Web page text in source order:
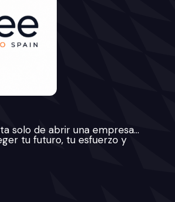
solo de abrir una empresa…
tu futuro, tu esfuerzo y